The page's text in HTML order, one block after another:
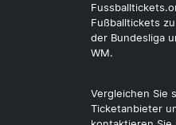
Fußballtickets
der Bundesliga
WM.
Vergleichen Sie
Ticketanbieter